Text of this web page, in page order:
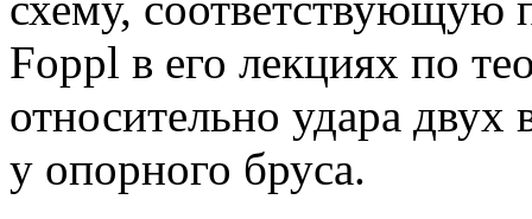
Foppl в его лекциях по
относительно удара двух
у опорного бруса.